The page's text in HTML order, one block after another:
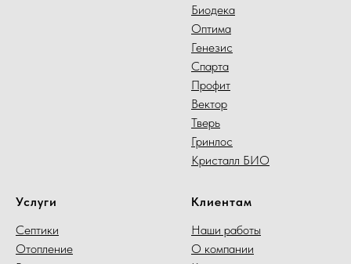
Биодека
Оптима
Генезис
Спарта
Профит
Вектор
Тверь
Гринлос
Кристалл БИО
Услуги
Септики
Отопление
Клиентам
Наши работы
О компании